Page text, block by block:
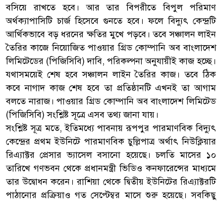
বসিয়ে রাখতে হবে। আর তার বিপরীতে বিপুল পরিমাণ
অর্থক্যাপাসিটি চার্জ হিসেবে গুনতে হবে। ফলে বিদ্যুৎ কেন্দ্রটি
আর্থিকভাবে বড় ধরনের ক্ষতির মুখে পড়বে। তবে সঞ্চালন লাইন
তৈরির কাজে নিয়োজিত পাওয়ার গ্রিড কোম্পানি অব বাংলাদেশ
লিমিটেডের (পিজিসিবি) দাবি, পরিকল্পনা অনুযায়ীই কাজ হচ্ছে।
যথাসময়েই শেষ হবে সঞ্চালন লাইন তৈরির কাজ। তবে ঠিক
কবে নাগাদ কাজ শেষ হবে তা প্রতিষ্ঠানটি এখনই তা আগাম
বলতে নারাজ। পাওয়ার গ্রিড কোম্পানি অব বাংলাদেশ লিমিটেড
(পিজিসিবি) সংশ্লিষ্ট সূত্রে এসব তথ্য জানা যায়।
সংশ্লিষ্ট সূত্র মতে, ইতিমধ্যে পাবনায় রূপপুর পারমাণবিক বিদ্যুৎ
কেন্দ্রের প্রথম ইউনিটে পারমাণবিক চুল্লিপাত্র অর্থাৎ নিউক্লিয়ার
রিএ্যাক্টর প্রেসার ভ্যাসেল বসানো হয়েছে। চলতি মাসের ১০
তারিখে গণভবন থেকে প্রধানমন্ত্রী ভিডিও কনফারেন্সের মাধ্যমে
তার উদ্বোধন করেন। রাশিয়া থেকে দ্বিতীয় ইউনিটের রিএ্যাক্টরটি
পাঠানোর প্রক্রিয়াও গত সেপ্টেম্বর মাসে শুরু হয়েছে। সবকিছু